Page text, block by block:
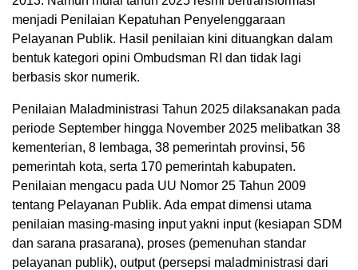
menjadi Penilaian Kepatuhan Penyelenggaraan
Pelayanan Publik. Hasil penilaian kini dituangkan dalam
bentuk kategori opini Ombudsman RI dan tidak lagi
berbasis skor numerik.
Penilaian Maladministrasi Tahun 2025 dilaksanakan pada
periode September hingga November 2025 melibatkan 38
kementerian, 8 lembaga, 38 pemerintah provinsi, 56
pemerintah kota, serta 170 pemerintah kabupaten.
Penilaian mengacu pada UU Nomor 25 Tahun 2009
tentang Pelayanan Publik. Ada empat dimensi utama
penilaian masing-masing input yakni input (kesiapan SDM
dan sarana prasarana), proses (pemenuhan standar
pelayanan publik), output (persepsi maladministrasi dari